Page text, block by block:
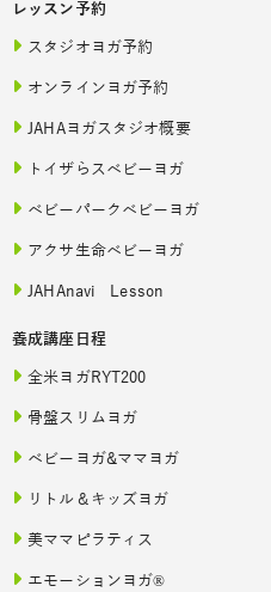
レッスン予約
スタジオヨガ予約
オンラインヨガ予約
JAHAヨガスタジオ概要
トイザらスベビーヨガ
ベビーパークベビーヨガ
アクサ生命ベビーヨガ
JAHAnavi Lesson
養成講座日程
全米ヨガRYT200
骨盤スリムヨガ
ベビーヨガ&ママヨガ
リトル＆キッズヨガ
美ママピラティス
エモーションヨガ®